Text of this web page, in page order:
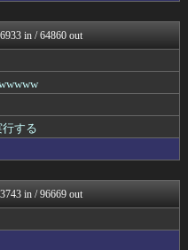
クエスト
Jクエスト
ライフ速報
ャンプ放送局
.net - 5ch...
ー速報
華-家庭・生活まとめ
さんいらっしゃい 海外...
ん！
in / 64860 out
する
in / 96669 out